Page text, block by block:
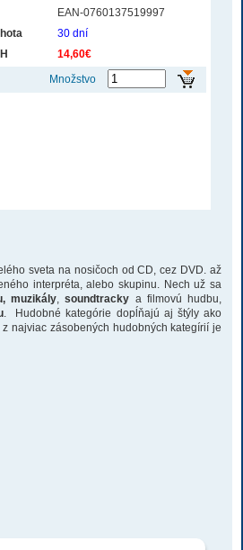
EAN-0760137519997
30 dní
14,60€
Množstvo
sveta na nosičoch od CD, cez DVD. až
interpréta, alebo skupinu. Nech už sa
muzikály ,soundtracky a filmovú hudbu,
. Hudobné kategórie dopĺňajú aj štýly ako
najviac zásobených hudobných kategírií je